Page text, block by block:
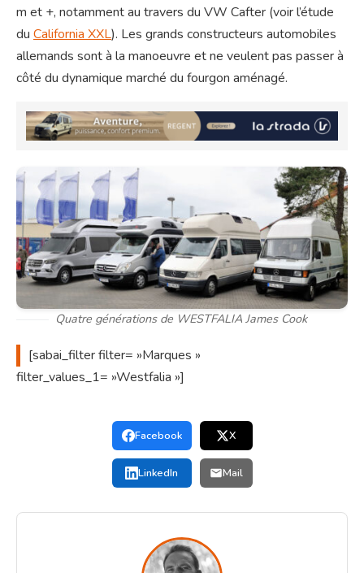
m et +, notamment au travers du VW Cafter (voir l’étude
du California XXL). Les grands constructeurs automobiles
allemands sont à la manoeuvre et ne veulent pas passer à
côté du dynamique marché du fourgon aménagé.
Quatre générations de WESTFALIA James Cook
[sabai_filterfilter= »Marques »
filter_values_1= »Westfalia »]
Facebook X
LinkedIn Mail